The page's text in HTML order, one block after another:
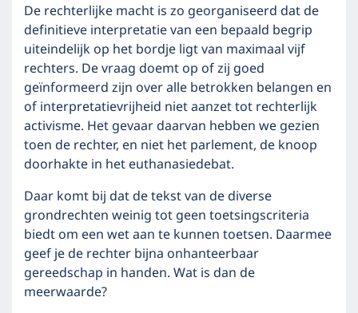
De rechterlijke macht is zo georganiseerd dat de
definitieve interpretatie van een bepaald begrip
uiteindelijk op het bordje ligt van maximaal vijf
rechters. De vraag doemt op of zij goed
geïnformeerd zijn over alle betrokken belangen en
of interpretatievrijheid niet aanzet tot rechterlijk
activisme. Het gevaar daarvan hebben we gezien
toen de rechter, en niet het parlement, de knoop
doorhakte in het euthanasiedebat.
Daar komt bij dat de tekst van de diverse
grondrechten weinig tot geen toetsingscriteria
biedt om een wet aan te kunnen toetsen. Daarmee
geef je de rechter bijna onhanteerbaar
gereedschap in handen. Wat is dan de
meerwaarde?